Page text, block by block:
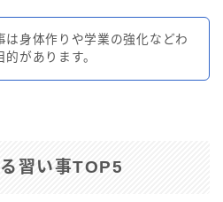
は身体作りや学業の強化などわ
があります。
習い事TOP5